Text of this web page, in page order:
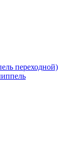
переходной)